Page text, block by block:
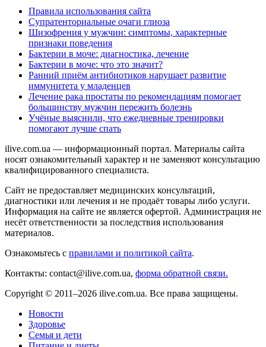
Правила использования сайта
Супратенториальные очаги глиоза
Шизофрения у мужчин: симптомы, характерные
признаки поведения
Бактерии в моче: диагностика, лечение
Бактерии в моче: что это значит?
Ранний приём антибиотиков нарушает развитие
иммунитета у младенцев
Лечение рака простаты по рекомендациям помогает
большинству мужчин пережить болезнь
Учёные выяснили, что ежедневные тренировки
помогают лучше спать
ilive.com.ua — информационный портал. Материалы сайта
носят ознакомительный характер и не заменяют консультацию
квалифицированного специалиста.
Сайт не предоставляет медицинских консультаций,
диагностики или лечения и не продаёт товары либо услуги.
Информация на сайте не является офертой. Администрация не
несёт ответственности за последствия использования
материалов.
Ознакомьтесь с правилами и политикой сайта.
Контакты: contact@ilive.com.ua, форма обратной связи.
Copyright © 2011–2026 ilive.com.ua. Все права защищены.
Новости
Здоровье
Семья и дети